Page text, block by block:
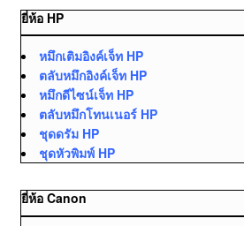
ยี่ห้อ HP
หมึกเติมอิงค์เจ็ท HP
ตลับหมึกอิงค์เจ็ท HP
หมึกดีไซน์เจ็ท HP
ตลับหมึกโทนเนอร์ HP
ชุดดรัม HP
ชุดหัวพิมพ์ HP
ยี่ห้อ Canon